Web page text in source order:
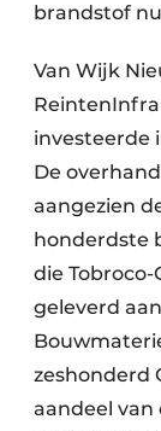
brandstof
Van Wijk
investeerde
De
aangezien
honderdste
die
geleverd
zeshonderd
aandeel van